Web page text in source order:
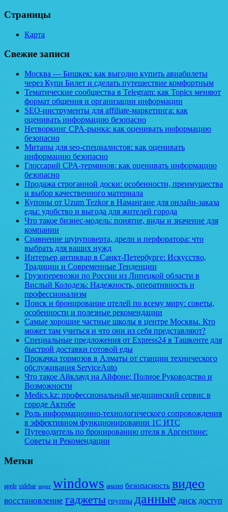
Страницы
Карта
Свежие записи
Москва — Бишкек: как выгодно купить авиабилеты
через Купи Билет и сделать путешествие комфортным
Тематические сообщества в Telegram: как Topics меняют
формат общения и организации информации
SEO-инструменты для affiliate-маркетинга: как
оценивать информацию безопасно
Нетворкинг CPA-рынка: как оценивать информацию
безопасно
Митапы для seo-специалистов: как оценивать
информацию безопасно
Глоссарий CPA-терминов: как оценивать информацию
безопасно
Продажа строганной доски: особенности, преимущества
и выбор качественного материала
Купоны от Uzum Tezkor в Намангане для онлайн-заказа
еды: удобство и выгода для жителей города
Что такое бизнес-модель: понятие, виды и значение для
компании
Сравнение шуруповерта, дрели и перфоратора: что
выбрать для ваших нужд
Интерьер антиквар в Санкт-Петербурге: Искусство,
Традиции и Современные Тенденции
Грузоперевозки по России из Липецкой области в
Вислый Колодезь: Надежность, оперативность и
профессионализм
Поиск и бронирование отелей по всему миру: советы,
особенности и полезные рекомендации
Самые хорошие частные школы в центре Москвы. Кто
может там учиться и что они из себя представляют?
Специальные предложения от Express24 в Ташкенте для
быстрой доставки готовой еды
Прокачка тормозов в Алматы от станции технического
обслуживания ServiceAuto
Что такое Айклауд на Айфоне: Полное Руководство и
Возможности
Medics.kz: профессиональный медицинский сервис в
городе Актобе
Роль информационно-технологического сопровождения
в эффективном функционировании 1С ИТС
Путеводитель по бронированию отеля в Аргентине:
Советы и Рекомендации
Метки
apple sidebar super windows анализ безопасность видео
восстановление гаджеты группы данные диск доступ